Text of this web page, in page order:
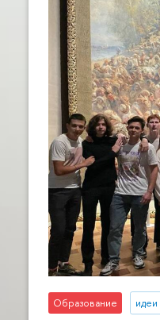
Образование